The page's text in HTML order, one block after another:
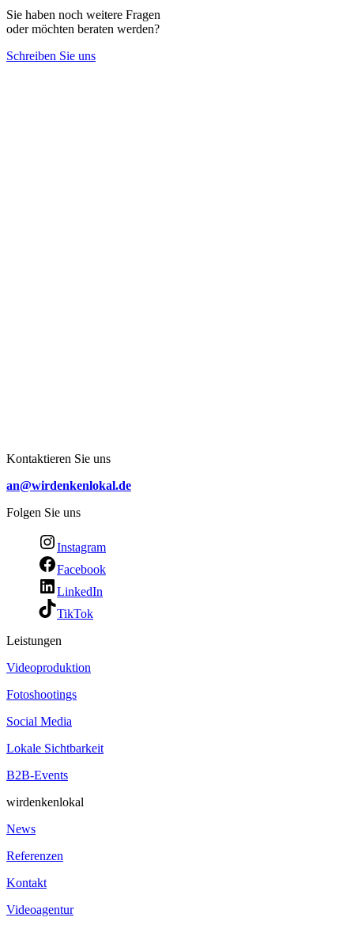
Sie haben noch weitere Fragen
oder möchten beraten werden?
Schreiben Sie uns
Kontaktieren Sie uns
an@wirdenkenlokal.de
Folgen Sie uns
Instagram
Facebook
LinkedIn
TikTok
Leistungen
Videoproduktion
Fotoshootings
Social Media
Lokale Sichtbarkeit
B2B-Events
wirdenkenlokal
News
Referenzen
Kontakt
Videoagentur